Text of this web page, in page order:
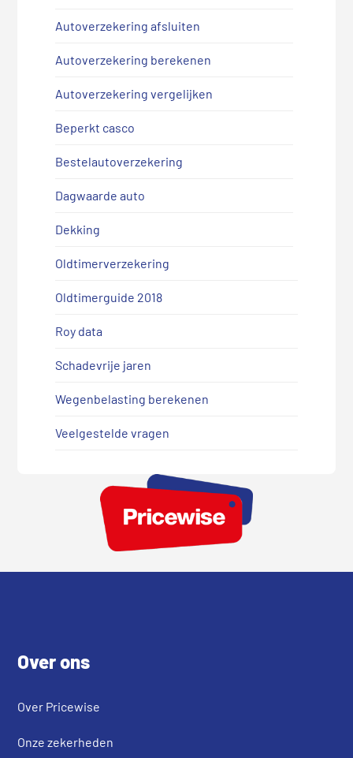
Autoverzekering afsluiten
Autoverzekering berekenen
Autoverzekering vergelijken
Beperkt casco
Bestelautoverzekering
Dagwaarde auto
Dekking
Oldtimerverzekering
Oldtimerguide 2018
Roy data
Schadevrije jaren
Wegenbelasting berekenen
Veelgestelde vragen
Over ons
Over Pricewise
Onze zekerheden